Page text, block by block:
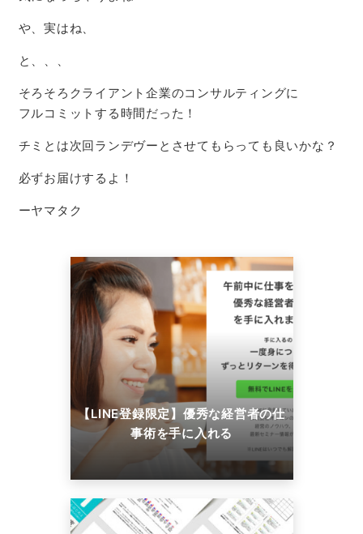
や、実はね、
と、、、
そろそろクライアント企業のコンサルティングに
フルコミットする時間だった！
チミとは次回ランデヴーとさせてもらっても良いかな？
必ずお届けするよ！
ーヤマタク
【LINE登録限定】優秀な経営者の仕
事術を手に入れる